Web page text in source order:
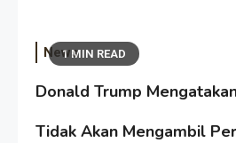
1 MIN READ
News
Donald Trump
Tidak Akan Mengambil